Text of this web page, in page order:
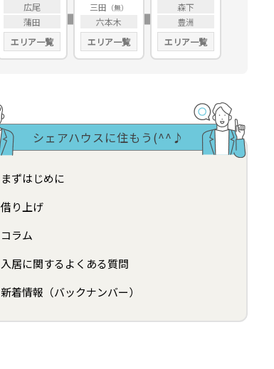
広尾
蒲田
エリア一覧
三田
六本木
エリア一覧
森下
豊洲
エリア一覧
シェアハウスに住もう(^^♪
まずはじめに
借り上げ
コラム
入居に関するよくある質問
新着情報（バックナンバー）